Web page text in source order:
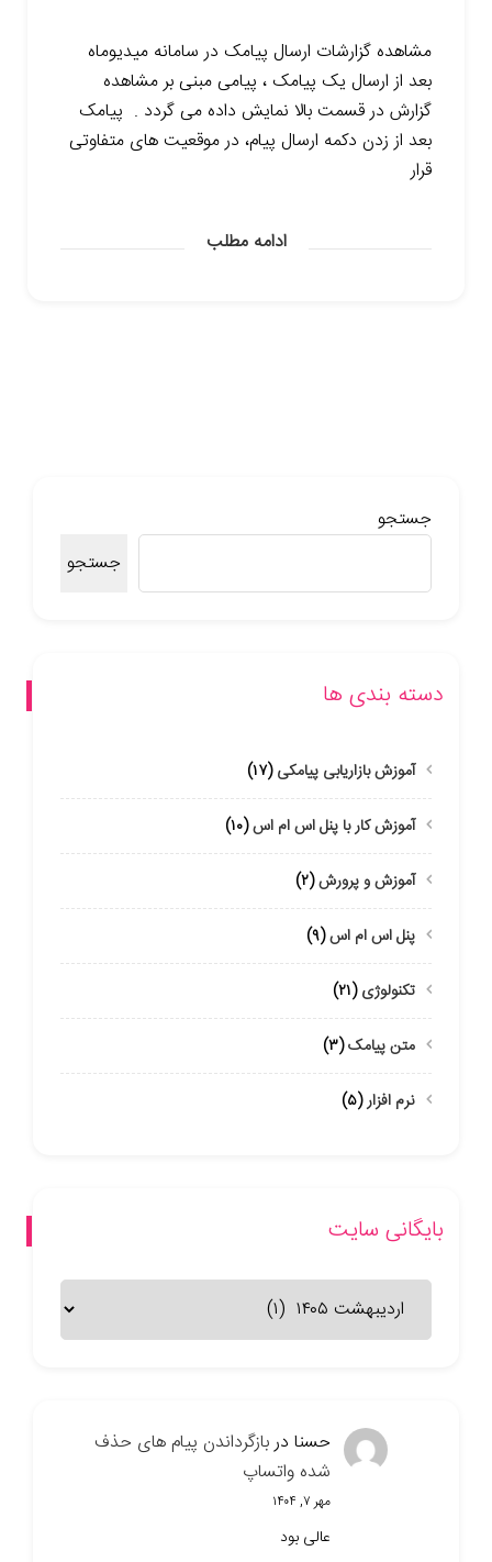
مشاهده گزارشات ارسال پیامک در سامانه میدیوماه
بعد از ارسال یک پیامک ، پیامی مبنی بر مشاهده
گزارش در قسمت بالا نمایش داده می گردد . پیامک
بعد از زدن دکمه ارسال پیام، در موقعیت های متفاوتی
قرار
ادامه مطلب
جستجو
جستجو
دسته بندی ها
آموزش بازاریابی پیامکی(۱۷)
آموزش کار با پنل اس ام اس(۱۰)
آموزش و پرورش(۲)
پنل اس ام اس(۹)
تکنولوژی(۲۱)
متن پیامک(۳)
نرم افزار(۵)
بایگانی سایت
بایگانی
سایت
حسنا دربازگرداندن پیام های حذف
شده واتساپ
مهر ۷, ۱۴۰۴
عالی بود